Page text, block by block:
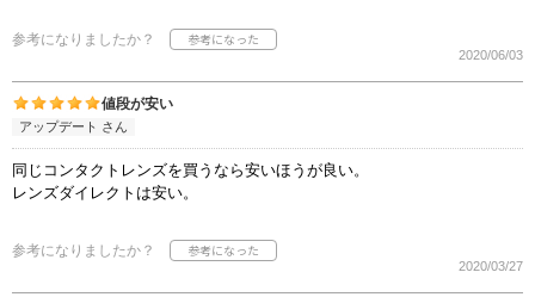
参考になりましたか？
2020/06/03
値段が安い
アップデート さん
同じコンタクトレンズを買うなら安いほうが良い。
レンズダイレクトは安い。
参考になりましたか？
2020/03/27